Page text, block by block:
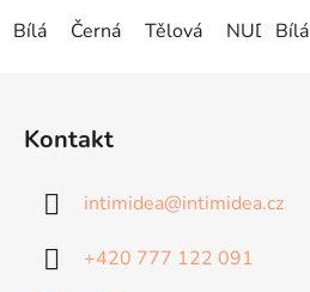
Bílá Černá Tělová NUDEBílá
Kontakt
intimidea@intimidea.cz
+420 777 122 091